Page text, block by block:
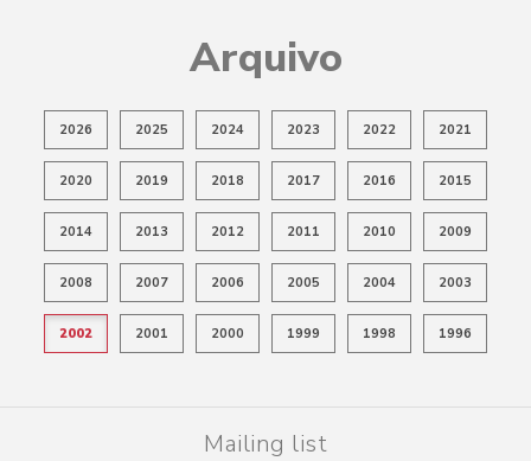
Arquivo
2026 2025 2024 2023 2022 2021
2020 2019 2018 2017 2016 2015
2014 2013 2012 2011 2010 2009
2008 2007 2006 2005 2004 2003
2002 2001 2000 1999 1998 1996
Mailing list